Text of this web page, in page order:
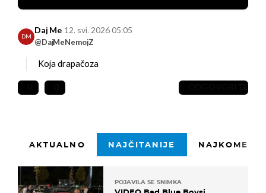
DM
Daj Me
@DajMeNemojZ
12. svi. 2026 05:05
Koja drapačoza
AKTUALNO NAJČITANIJE
POJAVILA SE SNIMKA